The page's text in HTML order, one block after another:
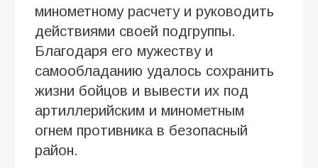
минометному расчету и руководить
действиями своей подгруппы.
Благодаря его мужеству и
самообладанию удалось сохранить
жизни бойцов и вывести их под
артиллерийским и минометным
огнем противника в безопасный
район.